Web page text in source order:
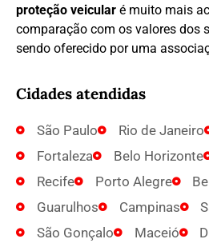
proteção veicular é muito mais
comparação com os valores dos
sendo oferecido por uma
Cidades atendidas
São Paulo Rio de Janeiro
Fortaleza
Belo Horizonte
Recife
Porto Alegre
Guarulhos
Campinas
São Gonçalo
Maceió